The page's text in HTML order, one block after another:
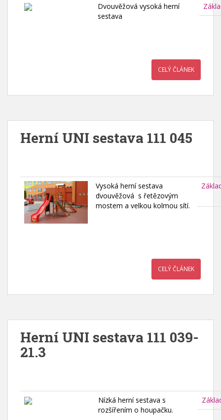
Dvouvěžová vysoká herní
sestava
CELÝ ČLÁNEK
Herní UNI sestava 111 045
Vysoká herní sestava
dvouvěžová s řetězovým
mostem a velkou kolmou sítí.
CELÝ ČLÁNEK
Herní UNI sestava 111 039-
21.3
Nízká herní sestava s
rozšířením o houpačku.